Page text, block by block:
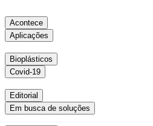
Acontece
Aplicações
Bioplásticos
Covid-19
Editorial
Em busca de soluções